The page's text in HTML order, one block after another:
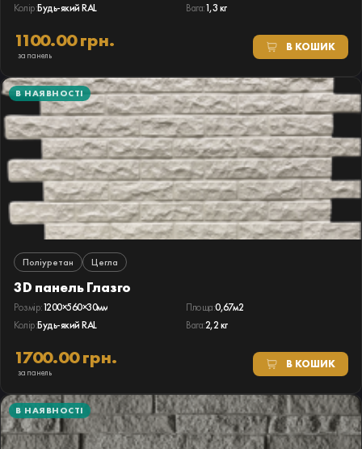
Колір:Будь-який RAL Вага:1,3 кг
1100.00 грн.
за панель
В КОШИК
В НАЯВНОСТІ
Поліуретан Цегла
3D панель Глазго
Розмір:1200×560×30мм Площа:0,67м2
Колір:Будь-який RAL Вага:2,2 кг
1700.00 грн.
за панель
В КОШИК
В НАЯВНОСТІ